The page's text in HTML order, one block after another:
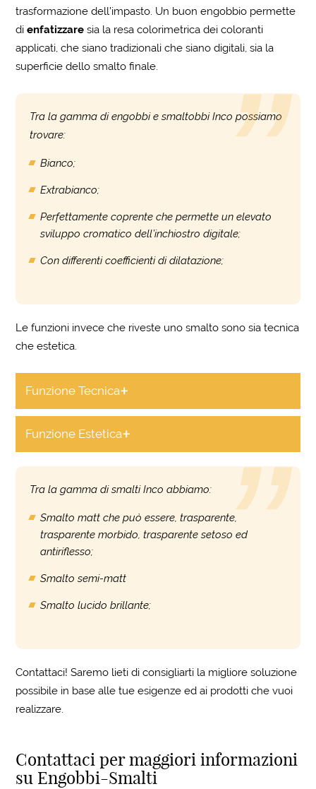
trasformazione dell’impasto. Un buon engobbio permette
dienfatizzare sia la resa colorimetrica dei coloranti
applicati, che siano tradizionali che siano digitali, sia la
superficie dello smalto finale.
Tra la gamma di engobbi e smaltobbi Inco possiamo
trovare:
Bianco;
Extrabianco;
Perfettamente coprente che permette un elevato
sviluppo cromatico dell’inchiostro digitale;
Con differenti coefficienti di dilatazione;
Le funzioni invece che riveste uno smalto sono sia tecnica
che estetica.
Funzione Tecnica+
Funzione Estetica+
Tra la gamma di smalti Inco abbiamo:
Smalto matt che può essere, trasparente,
trasparente morbido, trasparente setoso ed
antiriflesso;
Smalto semi-matt
Smalto lucido brillante;
Contattaci! Saremo lieti di consigliarti la migliore soluzione
possibile in base alle tue esigenze ed ai prodotti che vuoi
realizzare.
Contattaci per maggiori informazioni
su Engobbi-Smalti